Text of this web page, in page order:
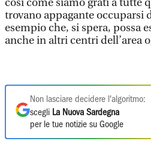
così come siamo grati a tutte
trovano appagante occuparsi
esempio che, si spera, possa
anche in altri centri dell’area
Non lasciare decidere l'algoritmo:
scegli La Nuova Sardegna
per le tue notizie su Google